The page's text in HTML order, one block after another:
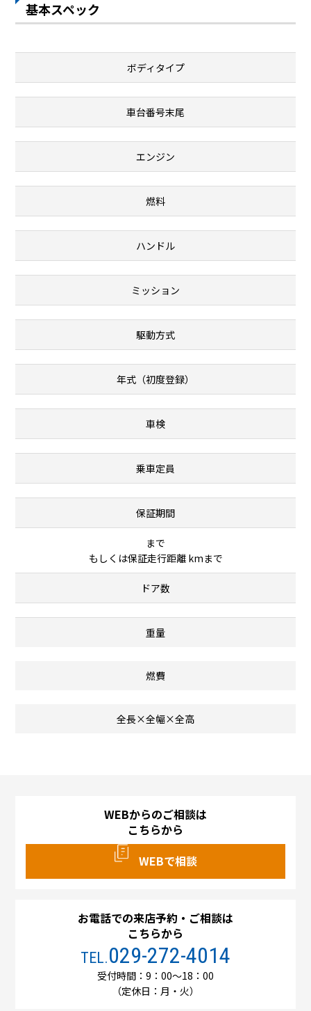
基本スペック
ボディタイプ
車台番号末尾
エンジン
燃料
ハンドル
ミッション
駆動方式
年式（初度登録）
車検
乗車定員
保証期間
まで
もしくは保証走行距離 kmまで
ドア数
重量
燃費
全長×全幅×全高
WEBからのご相談は
こちらから
WEBで相談
お電話での来店予約・ご相談は
こちらから
TEL.029-272-4014
受付時間：9：00～18：00
（定休日：月・火）